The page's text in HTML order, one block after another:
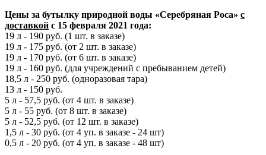
Цены за бутылку природной воды «Серебряная Роса» с
доставкой с 15 февраля 2021 года:
19 л - 190 руб. (1 шт. в заказе)
19 л - 175 руб. (от 2 шт. в заказе)
19 л - 170 руб. (от 6 шт. в заказе)
19 л - 160 руб. (для учреждений с пребыванием детей)
18,5 л - 250 руб. (одноразовая тара)
13 л - 150 руб.
5 л - 57,5 руб. (от 4 шт. в заказе)
5 л - 55 руб. (от 8 шт. в заказе)
5 л - 52,5 руб. (от 12 шт. в заказе)
1,5 л - 30 руб. (от 4 уп. в заказе - 24 шт)
0,5 л - 20 руб. (от 4 уп. в заказе - 48 шт)